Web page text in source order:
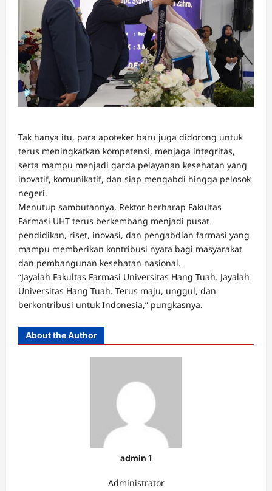
Tak hanya itu, para apoteker baru juga didorong untuk
terus meningkatkan kompetensi, menjaga integritas,
serta mampu menjadi garda pelayanan kesehatan yang
inovatif, komunikatif, dan siap mengabdi hingga pelosok
negeri.
Menutup sambutannya, Rektor berharap Fakultas
Farmasi UHT terus berkembang menjadi pusat
pendidikan, riset, inovasi, dan pengabdian farmasi yang
mampu memberikan kontribusi nyata bagi masyarakat
dan pembangunan kesehatan nasional.
“Jayalah Fakultas Farmasi Universitas Hang Tuah. Jayalah
Universitas Hang Tuah. Terus maju, unggul, dan
berkontribusi untuk Indonesia,” pungkasnya.
About the Author
admin 1
Administrator